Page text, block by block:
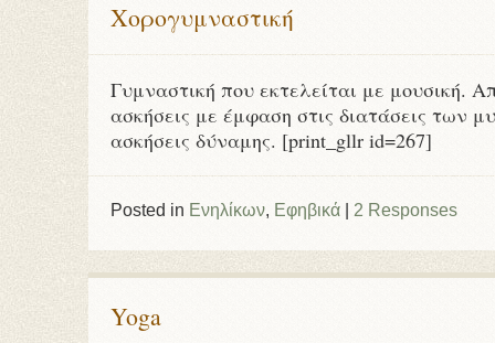
Χορογυμναστική
Γυμναστική που εκτελείται με μουσική.
ασκήσεις με έμφαση στις διατάσεις των
ασκήσεις δύναμης. [print_gllr id=267]
Posted in Ενηλίκων, Εφηβικά 2 Responses
Yoga